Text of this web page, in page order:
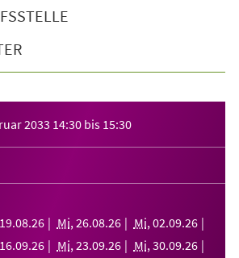
2033 14:30 bis 15:30
19.08.26 Mi, 26.08.26 Mi, 02.09.26
16.09.26 Mi, 23.09.26 Mi, 30.09.26